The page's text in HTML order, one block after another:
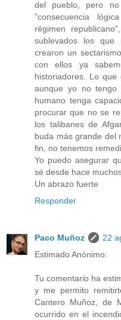
del pueblo, pero
"consecuencia
régimen
sublevados los que
crearon un
con ellos ya
historiadores. Lo
aunque yo no tengo
humano tenga
procurar que no se
los talibanes de
buda más grande del
fin, no tenemos
Yo puedo asegurar
sé desde hace muchos
Un abrazo fuerte
Responder
Paco Muñoz
22
Estimado Anónimo:
Tu comentario ha
y me permito
Cantero Muñoz, de
ocurrido en el